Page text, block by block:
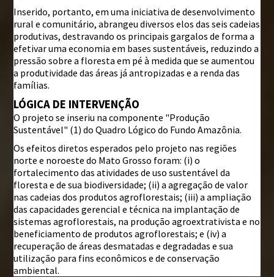
Inserido, portanto, em uma iniciativa de desenvolvimento
rural e comunitário, abrangeu diversos elos das seis cadeias
produtivas, destravando os principais gargalos de forma a
efetivar uma economia em bases sustentáveis, reduzindo a
pressão sobre a floresta em pé à medida que se aumentou
a produtividade das áreas já antropizadas e a renda das
famílias.
LÓGICA DE INTERVENÇÃO
O projeto se inseriu na componente "Produção
Sustentável" (1) do Quadro Lógico do Fundo Amazônia.
Os efeitos diretos esperados pelo projeto nas regiões
norte e noroeste do Mato Grosso foram: (i) o
fortalecimento das atividades de uso sustentável da
floresta e de sua biodiversidade; (ii) a agregação de valor
nas cadeias dos produtos agroflorestais; (iii) a ampliação
das capacidades gerencial e técnica na implantação de
sistemas agroflorestais, na produção agroextrativista e no
beneficiamento de produtos agroflorestais; e (iv) a
recuperação de áreas desmatadas e degradadas e sua
utilização para fins econômicos e de conservação
ambiental.